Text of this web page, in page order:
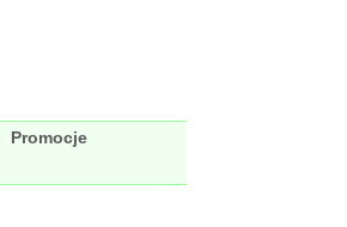
Promocje